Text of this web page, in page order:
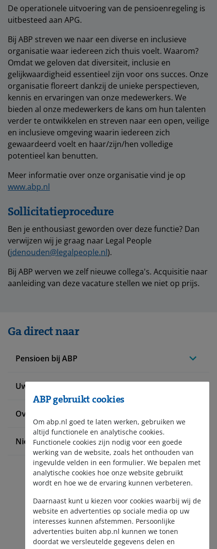
De operationele uitvoering van de pensioenregeling is
uitbesteed aan APG.
Bij ABP streven we naar een diverse en inclusieve
organisatie waar iedereen zich thuis voelt. Waarom?
Omdat we geloven dat diversiteit, inclusie en
gelijkwaardigheid essentieel zijn voor ons succes. Onze
organisatie floreert dankzij de unieke perspectieven,
kennis en ervaringen van onze medewerkers. We
bieden al onze medewerkers de kans om hun talenten
verder te ontwikkelen en streven naar een open, veilige
en inclusieve omgeving waarin iedereen zich
gewaardeerd voelt en haar/zijn/hen volledige
potentieel kan benutten.
Meer informatie over onze organisatie vind je op
www.abp.nl
Sollicitatieprocedure
Ben je enthousiast geworden over deze functie? Dan
verwijzen wij je graag naar Legal People
(jdenouden@legalpeople.nl).
Bij ABP werven we zelf nieuwe collega's. Acquisitie naar
aanleiding van deze vacature stellen we niet op prijs.
Ga direct naar
Pensioen bij ABP
Uw situatie verandert
Over ABP
Nieuws en pers
Aanmelden nieuwsbrief
ABP gebruikt cookies
Om abp.nl goed te laten werken, gebruiken we
altijd functionele en analytische cookies.
Functionele cookies zijn nodig voor een goede
werking van de website, zoals het onthouden van
ingevulde velden in een formulier. We bepalen met
analytische cookies hoe onze website gebruikt
wordt en hoe we de ervaring kunnen verbeteren.
Daarnaast kunt u kiezen voor cookies waarbij wij de
website en advertenties op sociale media op uw
interesses kunnen afstemmen. Persoonlijke
advertenties buiten abp.nl kunnen we tonen
doordat we versleutelde gegevens delen en